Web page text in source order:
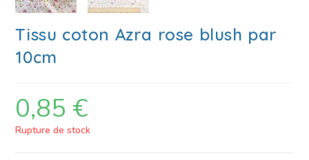
Tissu coton Azra rose blush par
10cm
0,85 €
Rupture de stock